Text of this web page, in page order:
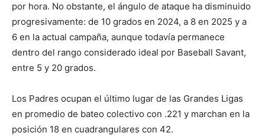
por hora. No obstante, el ángulo de ataque ha disminuido
progresivamente: de 10 grados en 2024, a 8 en 2025 y a
6 en la actual campaña, aunque todavía permanece
dentro del rango considerado ideal por Baseball Savant,
entre 5 y 20 grados.
Los Padres ocupan el último lugar de las Grandes Ligas
en promedio de bateo colectivo con .221 y marchan en la
posición 18 en cuadrangulares con 42.